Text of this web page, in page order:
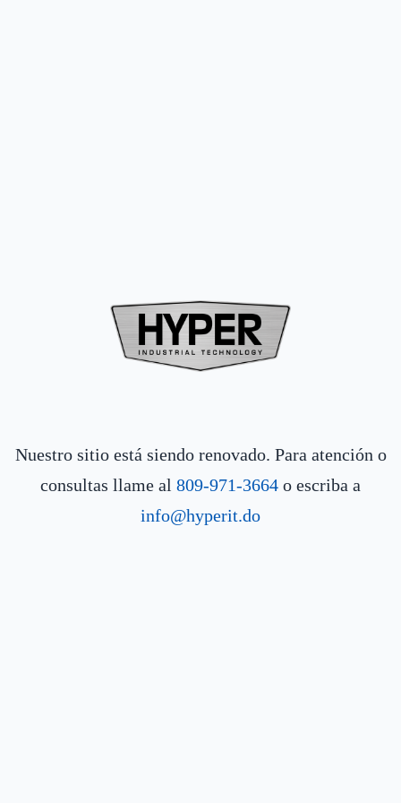
Nuestro sitio está siendo renovado. Para atención o
consultas llame al 809-971-3664 o escriba a
info@hyperit.do